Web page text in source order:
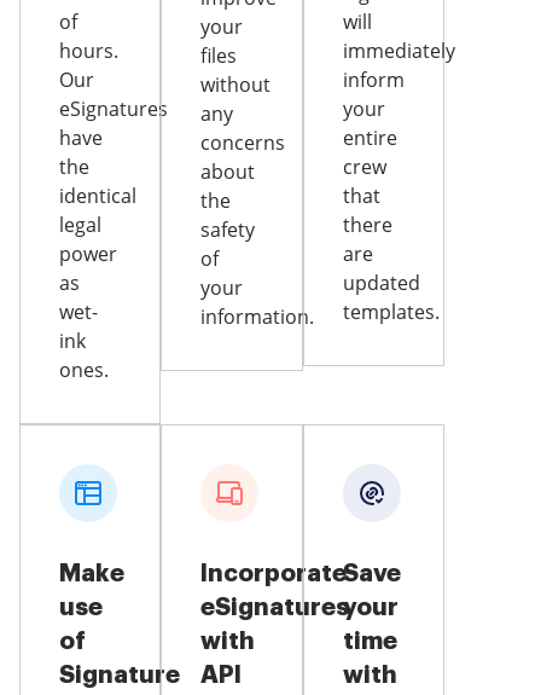
of
hours.
Our
eSignatures
have
the
identical
legal
power
as
wet-
ink
ones.
your
files
without
any
concerns
about
the
safety
of
your
information.
will
immediately
inform
your
entire
crew
that
there
are
updated
templates.
Make
use
of
Signature
Incorporate
eSignatures
with
API
Save
your
time
with